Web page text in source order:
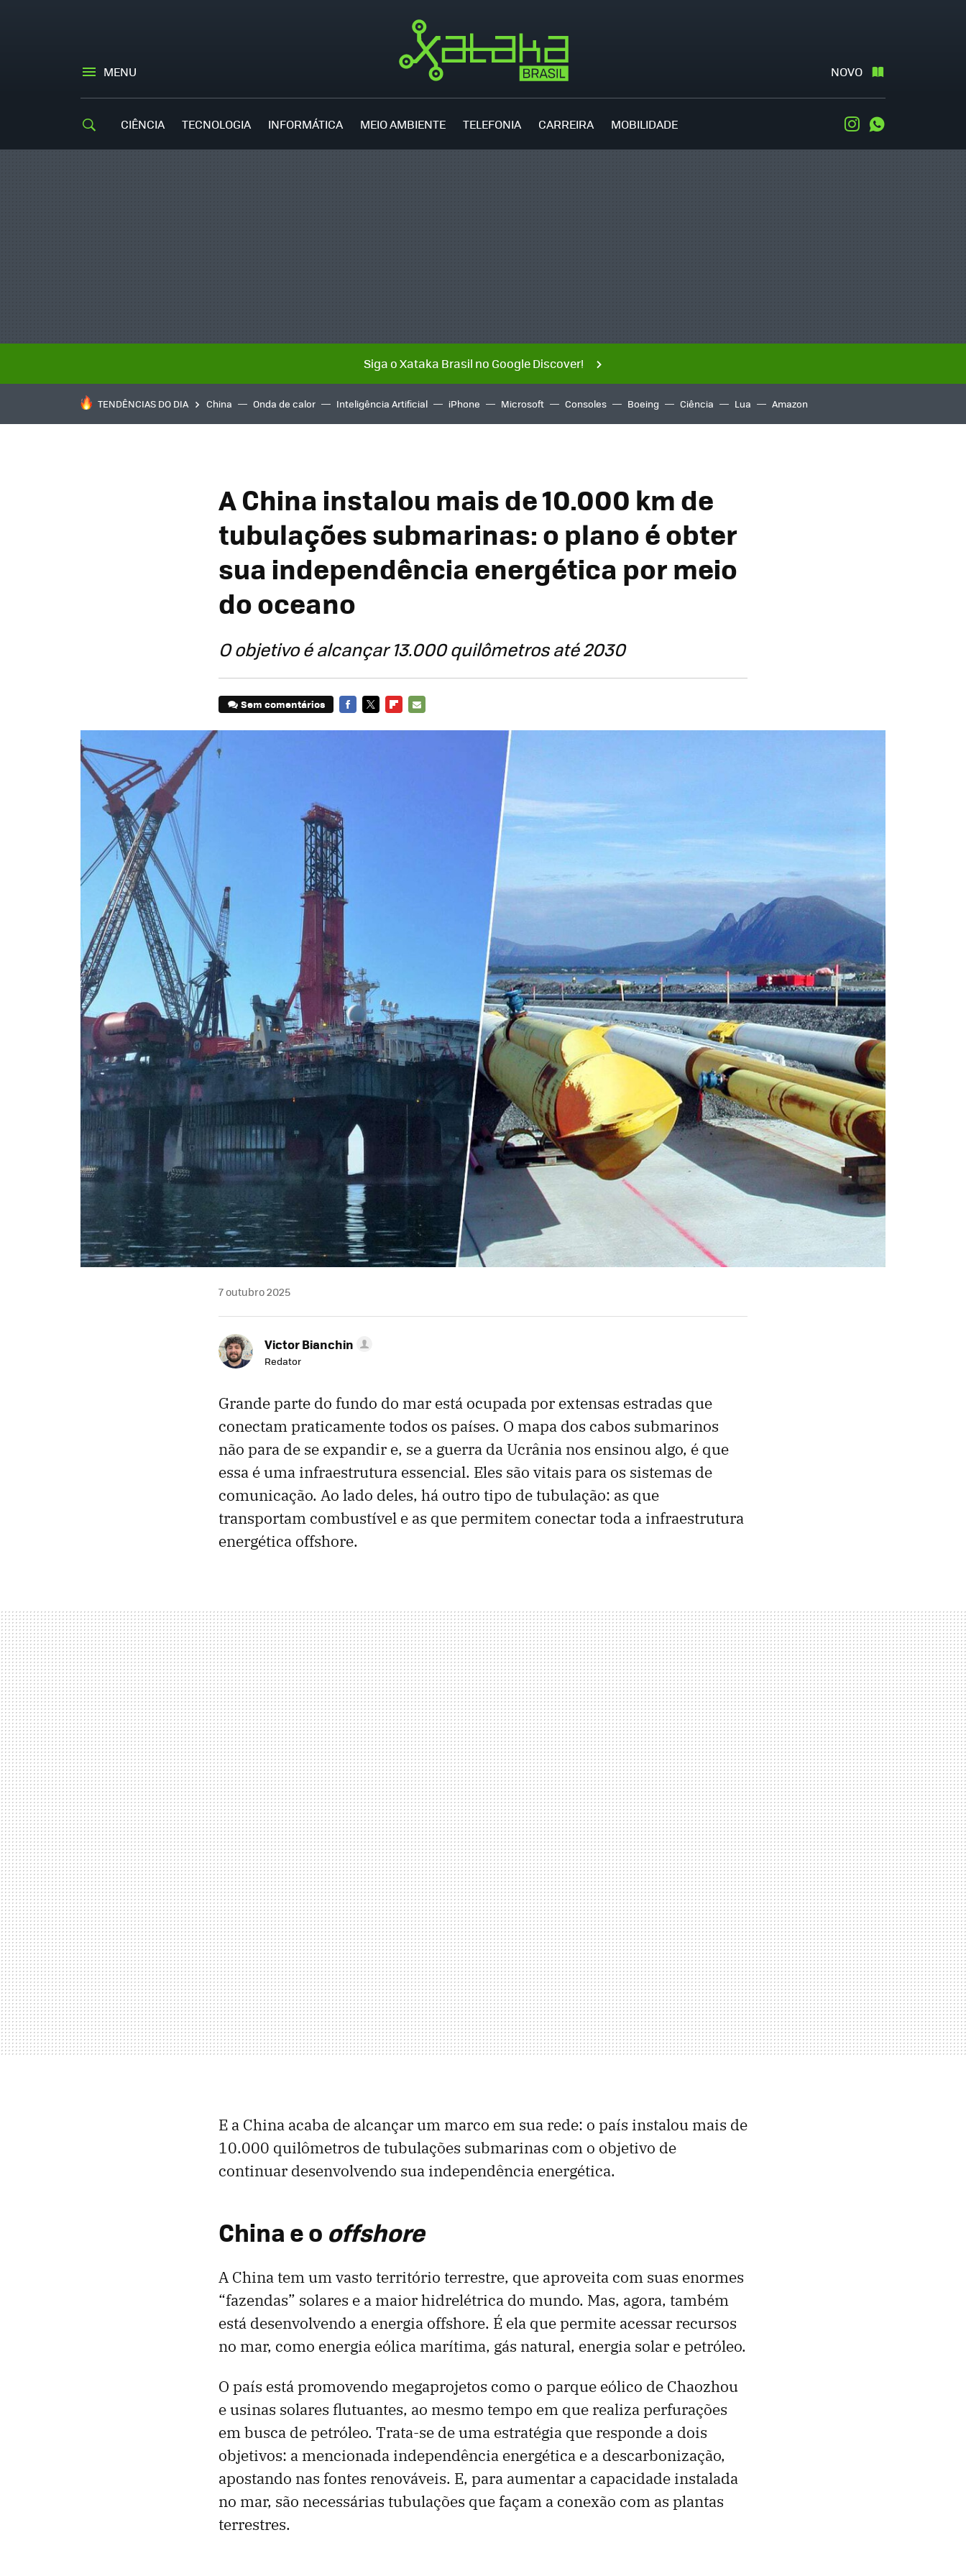
MENU NOVO
CIÊNCIA TECNOLOGIA INFORMÁTICA MEIO AMBIENTE TELEFONIA CARREIRA MOBILIDADE Instagram
Siga o Xataka Brasil no Google Discover!
TENDÊNCIAS DO DIA China Onda de calor Inteligência Artificial iPhone Microsoft Consoles Boeing Ciência Lua Amazon
A China instalou mais de 10.000 km de
tubulações submarinas: o plano é obter
sua independência energética por meio
do oceano
O objetivo é alcançar 13.000 quilômetros até 2030
Sem comentários
7 outubro 2025
Victor Bianchin
Redator
Grande parte do fundo do mar está ocupada por extensas estradas que
conectam praticamente todos os países. O mapa dos cabos submarinos
não para de se expandir e, se a guerra da Ucrânia nos ensinou algo, é que
essa é uma infraestrutura essencial. Eles são vitais para os sistemas de
comunicação. Ao lado deles, há outro tipo de tubulação: as que
transportam combustível e as que permitem conectar toda a infraestrutura
energética offshore.
E a China acaba de alcançar um marco em sua rede: o país instalou mais de
10.000 quilômetros de tubulações submarinas com o objetivo de
continuar desenvolvendo sua independência energética.
China e o offshore
A China tem um vasto território terrestre, que aproveita com suas enormes
“fazendas” solares e a maior hidrelétrica do mundo. Mas, agora, também
está desenvolvendo a energia offshore. É ela que permite acessar recursos
no mar, como energia eólica marítima, gás natural, energia solar e petróleo.
O país está promovendo megaprojetos como o parque eólico de Chaozhou
e usinas solares flutuantes, ao mesmo tempo em que realiza perfurações
em busca de petróleo. Trata-se de uma estratégia que responde a dois
objetivos: a mencionada independência energética e a descarbonização,
apostando nas fontes renováveis. E, para aumentar a capacidade instalada
no mar, são necessárias tubulações que façam a conexão com as plantas
terrestres.